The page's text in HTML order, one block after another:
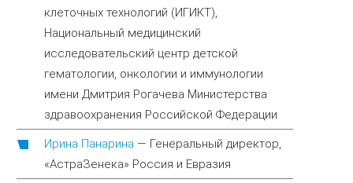
клеточных технологий (ИГИКТ),
Национальный медицинский
исследовательский центр детской
гематологии, онкологии и иммунологии
имени Дмитрия Рогачева Министерства
здравоохранения Российской Федерации
Ирина Панарина — Генеральный директор,
«АстраЗенека» Россия и Евразия